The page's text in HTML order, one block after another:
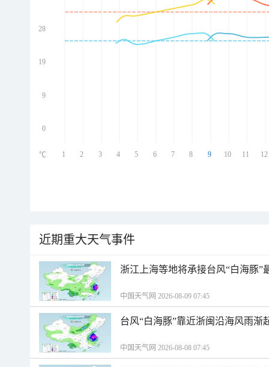
28
19
9
0
1 2 3 4 5 6 7 8 9 10 11 12
℃
近期重大天气事件
浙江上海等地将承接台风“白海豚”
中国天气网 2026-08-09 07:45
台风“白海豚”靠近浙闽沿海风雨渐
中国天气网 2026-08-08 07:45